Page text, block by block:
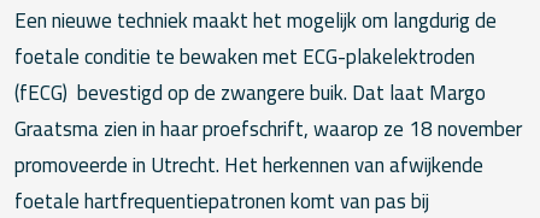
Een nieuwe techniek maakt het mogelijk om langdurig de
foetale conditie te bewaken met ECG-plakelektroden
(fECG) bevestigd op de zwangere buik. Dat laat Margo
Graatsma zien in haar proefschrift, waarop ze 18 november
promoveerde in Utrecht. Het herkennen van afwijkende
foetale hartfrequentiepatronen komt van pas bij